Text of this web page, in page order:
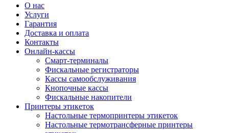
О нас
Услуги
Гарантия
Доставка и оплата
Контакты
Онлайн-кассы
Смарт-терминалы
Фискальные регистраторы
Кассы самообслуживания
Кнопочные кассы
Фискальные накопители
Принтеры этикеток
Настольные термопринтеры этикеток
Настольные термотрансферные принтеры